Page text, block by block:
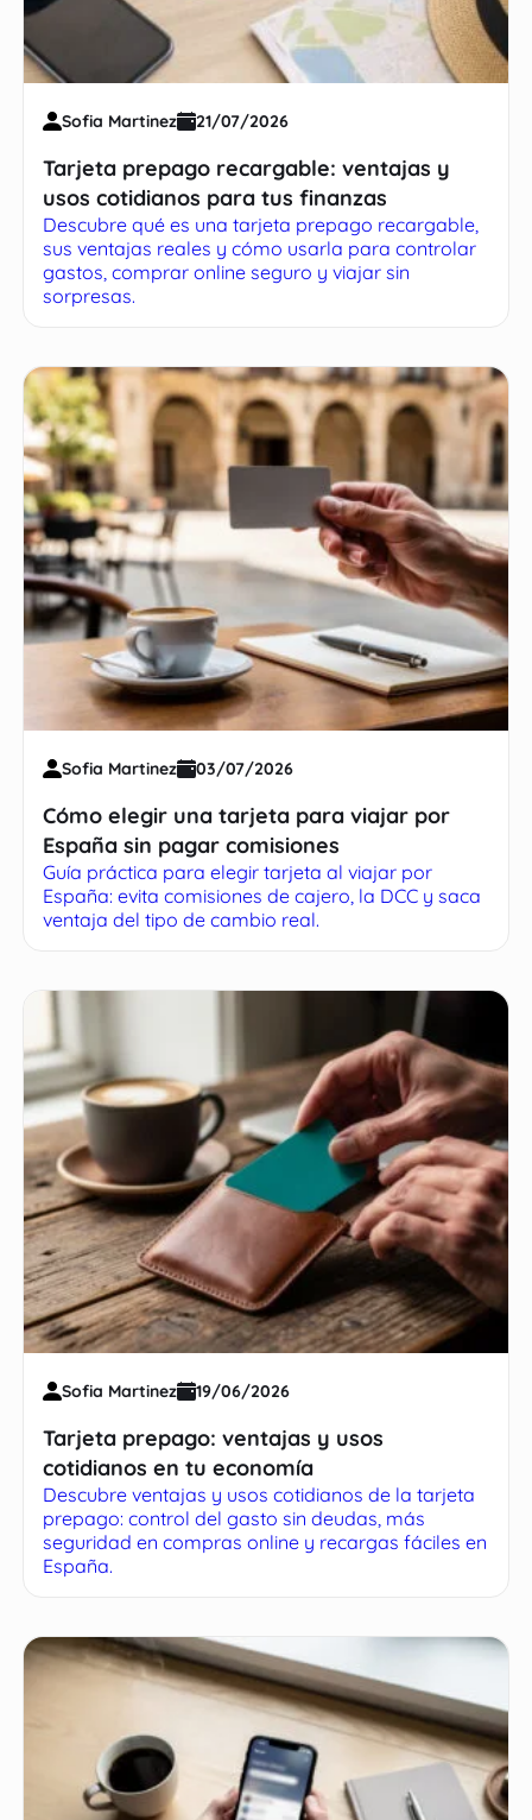
Sofia Martinez 21/07/2026
Tarjeta prepago recargable: ventajas y
usos cotidianos para tus finanzas
Descubre qué es una tarjeta prepago recargable,
sus ventajas reales y cómo usarla para controlar
gastos, comprar online seguro y viajar sin
sorpresas.
Sofia Martinez 03/07/2026
Cómo elegir una tarjeta para viajar por
España sin pagar comisiones
Guía práctica para elegir tarjeta al viajar por
España: evita comisiones de cajero, la DCC y saca
ventaja del tipo de cambio real.
Sofia Martinez 19/06/2026
Tarjeta prepago: ventajas y usos
cotidianos en tu economía
Descubre ventajas y usos cotidianos de la tarjeta
prepago: control del gasto sin deudas, más
seguridad en compras online y recargas fáciles en
España.